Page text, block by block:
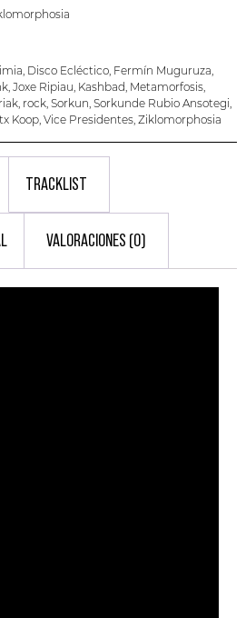
, Disco Ecléctico, Fermín Muguruza,
, Joxe Ripiau, Kashbad, Metamorfosis,
, rock, Sorkun, Sorkunde Rubio Ansotegi,
Koop, Vice Presidentes, Ziklomorphosia
TRACKLIST
VALORACIONES (0)